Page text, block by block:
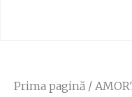
Prima pagină /